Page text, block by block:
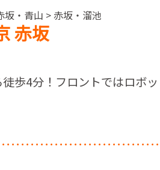
・青山 > 赤坂・溜池
赤坂
歩4分！フロントではロボ